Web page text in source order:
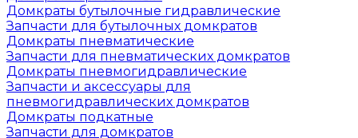
Домкраты бутылочные гидравлические
Запчасти для бутылочных домкратов
Домкраты пневматические
Запчасти для пневматических домкратов
Домкраты пневмогидравлические
Запчасти и аксессуары для
пневмогидравлических домкратов
Домкраты подкатные
Запчасти для домкратов